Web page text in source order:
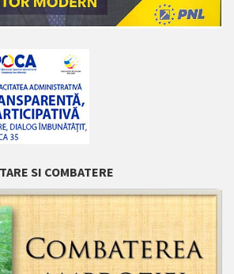
SI COMBATERE